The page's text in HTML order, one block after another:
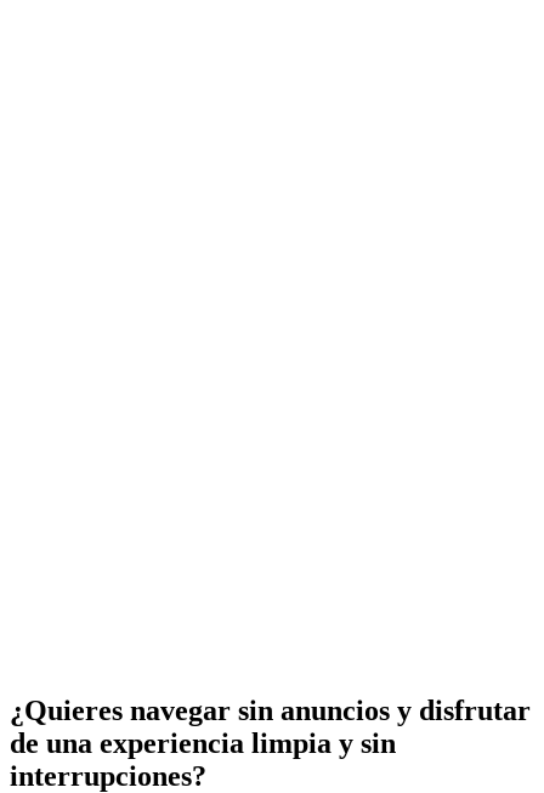
¿Quieres navegar sin anuncios y disfrutar
de una experiencia limpia y sin
interrupciones?